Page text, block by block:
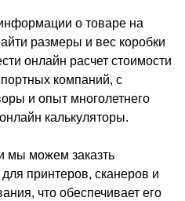
о товаре на
размеры и вес коробки
онлайн расчет стоимости
компаний, с
и опыт многолетнего
калькуляторы.
мы можем заказть
принтеров, сканеров и
что обеспечивает его